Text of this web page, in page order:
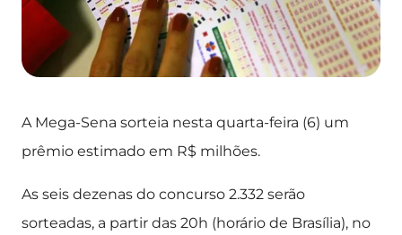
A Mega-Sena sorteia nesta quarta-feira (6) um
prêmio estimado em R$ milhões.
As seis dezenas do concurso 2.332 serão
sorteadas, a partir das 20h (horário de Brasília), no